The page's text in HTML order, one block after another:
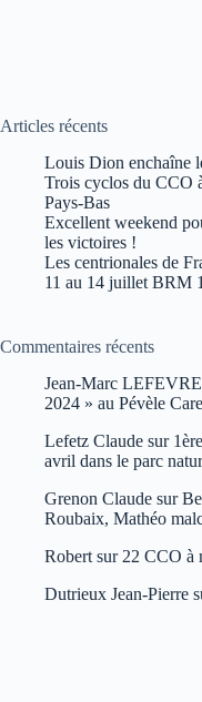
Articles récents
Louis Dion enchaîne
Trois cyclos du CCO
Pays-Bas
Excellent weekend
les victoires !
Les centrionales de
11 au 14 juillet BRM
Commentaires récents
Jean-Marc LEFEVRE
2024 » au Pévèle
Lefetz Claude sur
avril dans le parc
Grenon Claude sur
Roubaix, Mathéo
Robert sur 22 CCO à
Dutrieux Jean-Pierre